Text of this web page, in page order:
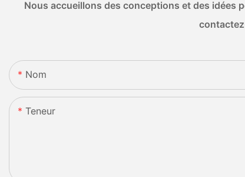
Nous accueillons des conceptions et des idées
Nom
Teneur